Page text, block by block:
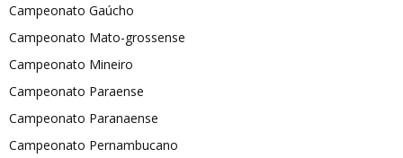
Campeonato Gaúcho
Campeonato Mato-grossense
Campeonato Mineiro
Campeonato Paraense
Campeonato Paranaense
Campeonato Pernambucano